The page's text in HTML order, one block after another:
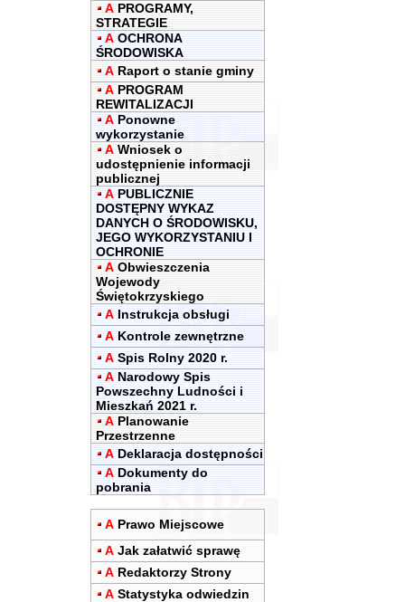
A PROGRAMY,
STRATEGIE
A OCHRONA
ŚRODOWISKA
A Raport o stanie gminy
A PROGRAM
REWITALIZACJI
A Ponowne
wykorzystanie
A Wniosek o
udostępnienie informacji
publicznej
A PUBLICZNIE
DOSTĘPNY WYKAZ
DANYCH O ŚRODOWISKU,
JEGO WYKORZYSTANIU I
OCHRONIE
A Obwieszczenia
Wojewody
Świętokrzyskiego
A Instrukcja obsługi
A Kontrole zewnętrzne
A Spis Rolny 2020 r.
A Narodowy Spis
Powszechny Ludności i
Mieszkań 2021 r.
A Planowanie
Przestrzenne
A Deklaracja dostępności
A Dokumenty do
pobrania
A Prawo Miejscowe
A Jak załatwić sprawę
A Redaktorzy Strony
A Statystyka odwiedzin